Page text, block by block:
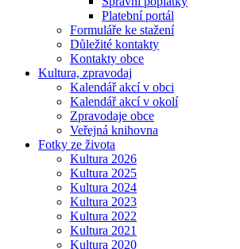
Platební portál
Formuláře ke stažení
Důležité kontakty
Kontakty obce
Kultura, zpravodaj
Kalendář akcí v obci
Kalendář akcí v okolí
Zpravodaje obce
Veřejná knihovna
Fotky ze života
Kultura 2026
Kultura 2025
Kultura 2024
Kultura 2023
Kultura 2022
Kultura 2021
Kultura 2020